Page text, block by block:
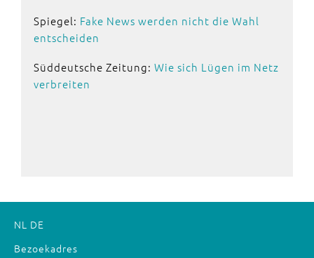
Spiegel: Fake News werden nicht die Wahl
entscheiden
Süddeutsche Zeitung: Wie sich Lügen im Netz
verbreiten
NL DE
Bezoekadres